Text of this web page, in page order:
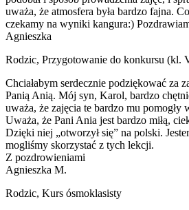
uważa, że atmosfera była bardzo fajna.
czekamy na wyniki kangura:)
Agnieszka
Rodzic, Przygotowanie do konkursu (kl.
Chciałabym serdecznie podziękować za
Panią Anią. Mój syn, Karol, bardzo
uważa, że zajęcia te bardzo mu pomogły
Uważa, że Pani Ania jest bardzo miłą,
Dzięki niej „otworzył się” na polski.
mogliśmy skorzystać z tych lekcji.
Z pozdrowieniami
Agnieszka M.
Rodzic, Kurs ósmoklasisty